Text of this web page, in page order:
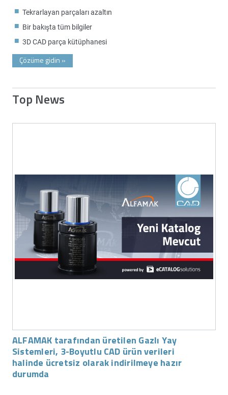
Tekrarlayan parçaları azaltın
Bir bakışta tüm bilgiler
3D CAD parça kütüphanesi
Çözüme gidin »
Top News
ALFAMAK tarafından üretilen Gazlı Yay
Sistemleri, 3-Boyutlu CAD ürün verileri
halinde ücretsiz olarak indirilmeye hazır
durumda